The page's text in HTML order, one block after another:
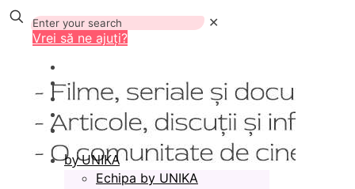
✕
Vrei să ne ajuți?
by UNIKA
Echipa by UNIKA